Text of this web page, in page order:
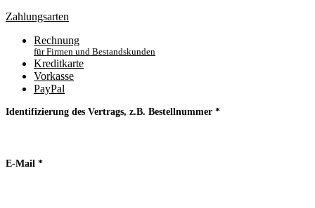
Zahlungsarten
Rechnung
für Firmen und Bestandskunden
Kreditkarte
Vorkasse
PayPal
Identifizierung des Vertrags, z.B. Bestellnummer *
E-Mail *